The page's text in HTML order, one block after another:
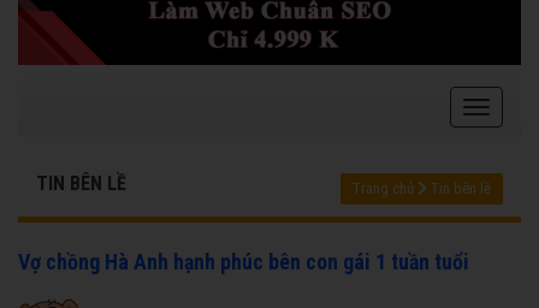
TIN BÊN LỀ Trang chủ Tin bên lề
Vợ chồng Hà Anh hạnh phúc bên con gái 1 tuần tuổi